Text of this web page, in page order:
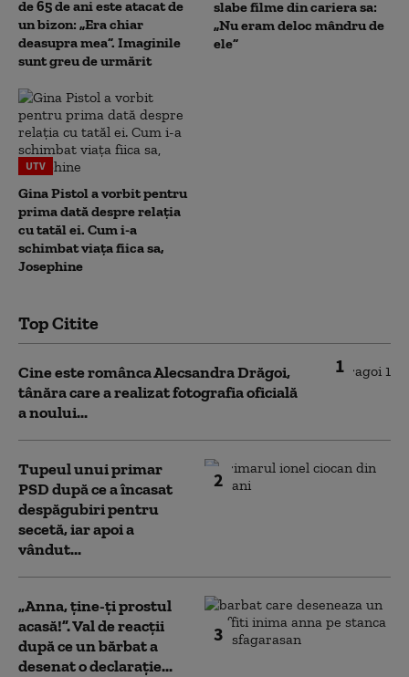
de 65 de ani este atacat de
un bizon: „Era chiar
deasupra mea”. Imaginile
sunt greu de urmărit
slabe filme din cariera sa:
„Nu eram deloc mândru de
ele”
UTV
Gina Pistol a vorbit pentru
prima dată despre relația
cu tatăl ei. Cum i-a
schimbat viața fiica sa,
Josephine
Top Citite
1
Cine este românca Alecsandra Drăgoi,
tânăra care a realizat fotografia oficială
a noului...
2
Tupeul unui primar
PSD după ce a încasat
despăgubiri pentru
secetă, iar apoi a
vândut...
3
„Anna, ţine-ţi prostul
acasă!”. Val de reacții
după ce un bărbat a
desenat o declarație...